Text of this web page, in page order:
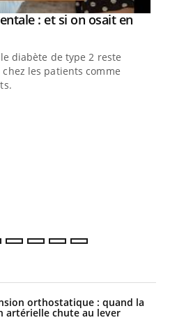
: et si on osait en
diabète de type 2 reste
les patients comme
orthostatique : quand la
artérielle chute au lever